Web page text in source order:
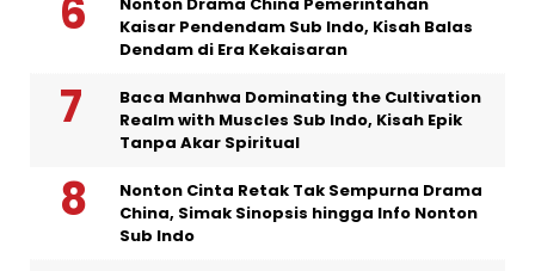
Nonton Drama China Pemerintahan
Kaisar Pendendam Sub Indo, Kisah Balas
Dendam di Era Kekaisaran
Baca Manhwa Dominating the Cultivation
Realm with Muscles Sub Indo, Kisah Epik
Tanpa Akar Spiritual
Nonton Cinta Retak Tak Sempurna Drama
China, Simak Sinopsis hingga Info Nonton
Sub Indo